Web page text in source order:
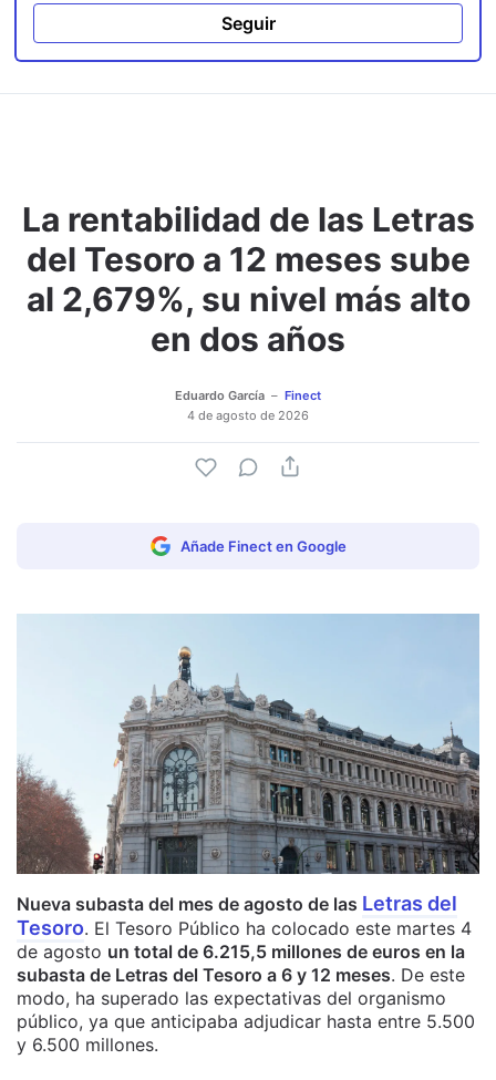
Seguir
La rentabilidad de las Letras
del Tesoro a 12 meses sube
al 2,679%, su nivel más alto
en dos años
Eduardo García
Finect
4 de agosto de 2026
Añade Finect en Google
Nueva subasta del mes de agosto de las Letras del
Tesoro. El Tesoro Público ha colocado este martes 4
de agosto un total de 6.215,5 millones de euros en la
subasta de Letras del Tesoro a 6 y 12 meses. De este
modo, ha superado las expectativas del organismo
público, ya que anticipaba adjudicar hasta entre 5.500
y 6.500 millones.